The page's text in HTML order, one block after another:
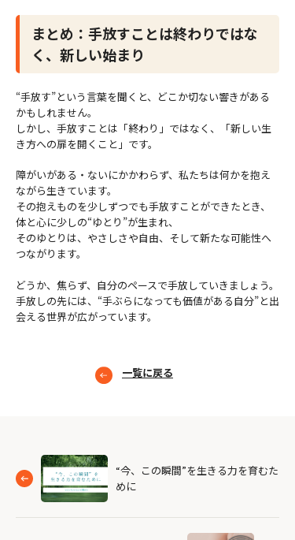
まとめ：手放すことは終わりではな
く、新しい始まり
“手放す”という言葉を聞くと、どこか切ない響きがある
かもしれません。
しかし、手放すことは「終わり」ではなく、「新しい生
き方への扉を開くこと」です。
障がいがある・ないにかかわらず、私たちは何かを抱え
ながら生きています。
その抱えものを少しずつでも手放すことができたとき、
体と心に少しの“ゆとり”が生まれ、
そのゆとりは、やさしさや自由、そして新たな可能性へ
つながります。
どうか、焦らず、自分のペースで手放していきましょう。
手放しの先には、“手ぶらになっても価値がある自分”と出
会える世界が広がっています。
一覧に戻る
“今、この瞬間”を生きる力を育むた
めに